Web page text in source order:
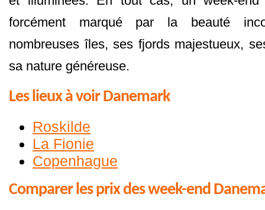
forcément marqué par la beauté
nombreuses îles, ses fjords majestueux,
sa nature généreuse.
Les lieux à voir Danemark
Roskilde
La Fionie
Copenhague
Comparer les prix des week-end